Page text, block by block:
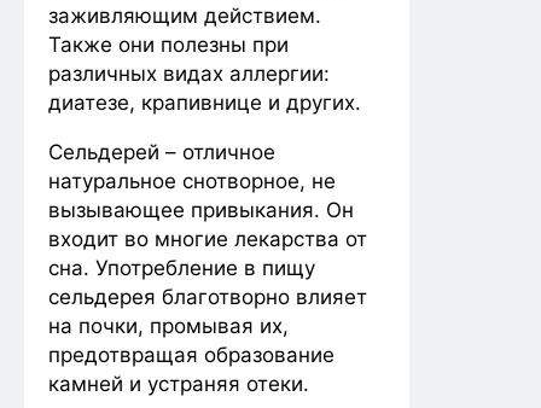
заживляющим действием.
Также они полезны при
различных видах аллергии:
диатезе, крапивнице и других.
Сельдерей – отличное
натуральное снотворное, не
вызывающее привыкания. Он
входит во многие лекарства от
сна. Употребление в пищу
сельдерея благотворно влияет
на почки, промывая их,
предотвращая образование
камней и устраняя отеки.